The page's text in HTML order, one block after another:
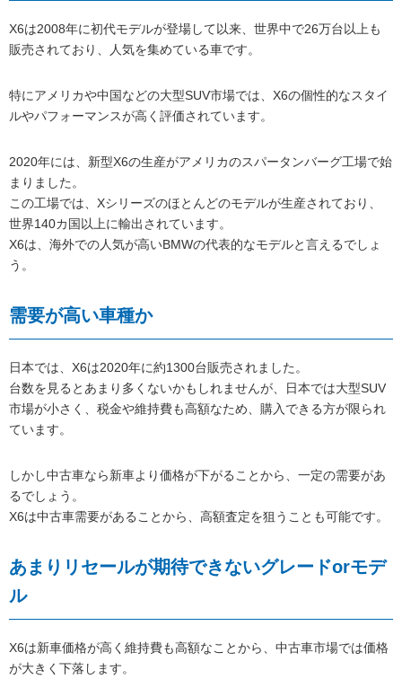
X6は2008年に初代モデルが登場して以来、世界中で26万台以上も
販売されており、人気を集めている車です。
特にアメリカや中国などの大型SUV市場では、X6の個性的なスタイ
ルやパフォーマンスが高く評価されています。
2020年には、新型X6の生産がアメリカのスパータンバーグ工場で始
まりました。
この工場では、Xシリーズのほとんどのモデルが生産されており、
世界140カ国以上に輸出されています。
X6は、海外での人気が高いBMWの代表的なモデルと言えるでしょ
う。
需要が高い車種か
日本では、X6は2020年に約1300台販売されました。
台数を見るとあまり多くないかもしれませんが、日本では大型SUV
市場が小さく、税金や維持費も高額なため、購入できる方が限られ
ています。
しかし中古車なら新車より価格が下がることから、一定の需要があ
るでしょう。
X6は中古車需要があることから、高額査定を狙うことも可能です。
あまりリセールが期待できないグレードorモデ
ル
X6は新車価格が高く維持費も高額なことから、中古車市場では価格
が大きく下落します。